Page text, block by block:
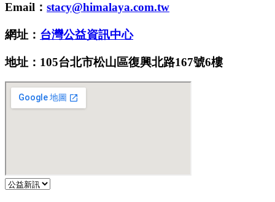
Email： stacy@himalaya.com.tw
網址： 台灣公益資訊中心
地址：105台北市松山區復興北路167號6樓